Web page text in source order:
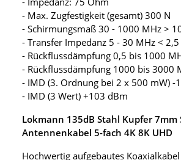
- Max. Zugfestigkeit (gesamt) 300 N
- Schirmungsmaß 30 - 1000 MHz >
- Transfer Impedanz 5 - 30 MHz <
- Rückflussdämpfung 0,5 bis 1000
- Rückflussdämpfung 1000 bis 3000
- IMD (3. Ordnung bei 2 x 500 mW) -
- IMD (3 Wert) +103 dBm
Lokmann 135dB Stahl Kupfer 7mm
Antennenkabel 5-fach 4K 8K UHD
Hochwertig aufgebautes Koaxialkabel